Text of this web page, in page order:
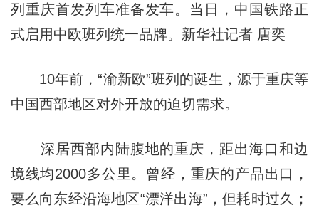
列重庆首发列车准备发车。当日，中国铁路正
式启用中欧班列统一品牌。新华社记者 唐奕
10年前，“渝新欧”班列的诞生，源于重庆等
中国西部地区对外开放的迫切需求。
深居西部内陆腹地的重庆，距出海口和边
境线均2000多公里。曾经，重庆的产品出口，
要么向东经沿海地区“漂洋出海”，但耗时过久；